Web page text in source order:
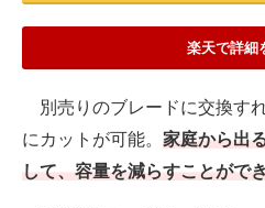
楽天で詳細
別売りのブレードに交換す
にカットが可能。 家庭から出
して、容量を減らすことがで